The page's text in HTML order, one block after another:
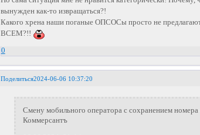
вынужден как-то извращаться?!
Какого хрена наши поганые ОПСОСы просто не
ВСЕМ?!!
0
Поделиться2024-06-06 10:37:20
Смену мобильного оператора с сохранением
Коммерсантъ